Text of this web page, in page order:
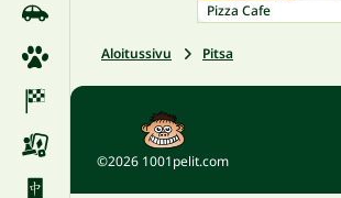
Pizza Cafe
Aloitussivu Pitsa
©2026 1001pelit.com